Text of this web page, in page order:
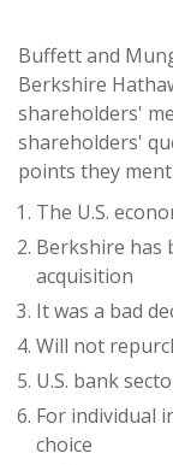
Buffett and
Berkshire
shareholders'
shareholders'
points they
The U.S.
Berkshire has
acquisition
It was a bad
Will not
U.S. bank
For individual
choice